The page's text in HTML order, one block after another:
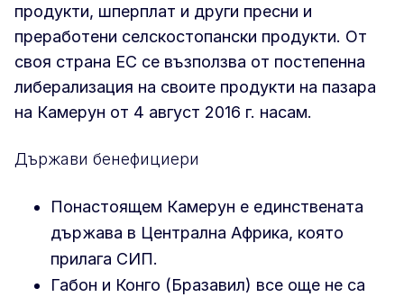
продукти, шперплат и други пресни и
преработени селскостопански продукти. От
своя страна ЕС се възползва от постепенна
либерализация на своите продукти на пазара
на Камерун от 4 август 2016 г. насам.
Държави бенефициери
Понастоящем Камерун е единствената
държава в Централна Африка, която
прилага СИП.
Габон и Конго (Бразавил) все още не са